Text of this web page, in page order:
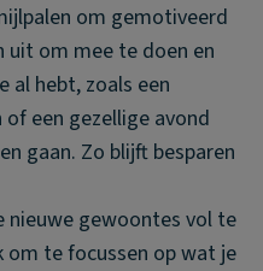
om gemotiveerd
uit om mee te doen en
al hebt, zoals een
een gezellige avond
gaan. Zo blijft besparen
nieuwe gewoontes vol te
om te focussen op wat je